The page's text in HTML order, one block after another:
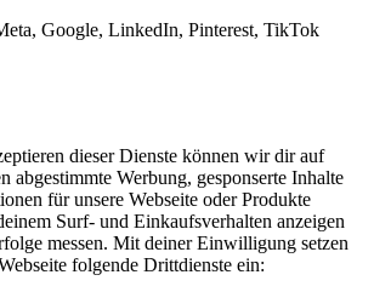
Google, LinkedIn, Pinterest, TikTok
dieser Dienste können wir dir auf
abgestimmte Werbung, gesponserte Inhalte
für unsere Webseite oder Produkte
Surf- und Einkaufsverhalten anzeigen
messen. Mit deiner Einwilligung setzen
folgende Drittdienste ein: